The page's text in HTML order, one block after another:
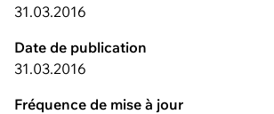
31.03.2016
Date de publication
31.03.2016
Fréquence de mise à jour